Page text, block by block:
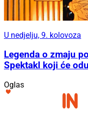
U nedjelju, 9. kolovoza
Legenda o zmaju
Spektakl koji će
Oglas